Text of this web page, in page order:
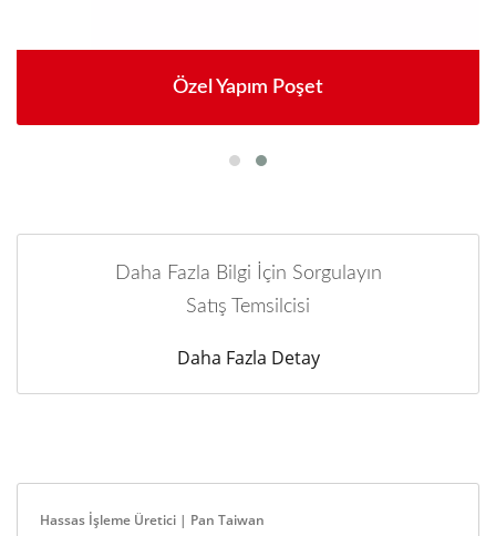
Özel Yapım Poşet
Daha Fazla Bilgi İçin Sorgulayın
Satış Temsilcisi
Daha Fazla Detay
Hassas İşleme Üretici | Pan Taiwan